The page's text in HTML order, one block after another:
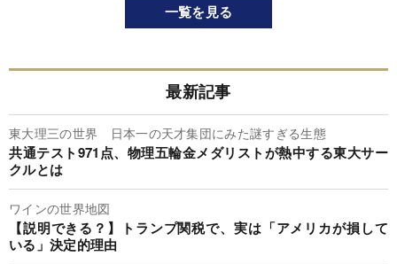
一覧を見る
最新記事
東大理三の世界 日本一の天才集団にみた謎すぎる生態
共通テスト971点、物理五輪金メダリストが熱中する東大サー
クルとは
ワインの世界地図
【説明できる？】トランプ関税で、実は「アメリカが損して
いる」決定的理由